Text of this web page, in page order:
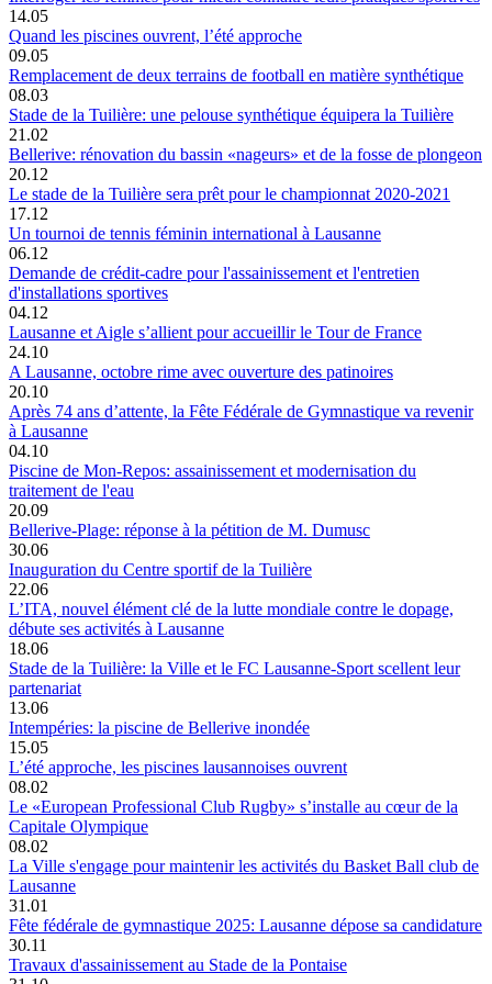
14.05
Quand les piscines ouvrent, l’été approche
09.05
Remplacement de deux terrains de football en matière synthétique
08.03
Stade de la Tuilière: une pelouse synthétique équipera la Tuilière
21.02
Bellerive: rénovation du bassin «nageurs» et de la fosse de plongeon
20.12
Le stade de la Tuilière sera prêt pour le championnat 2020-2021
17.12
Un tournoi de tennis féminin international à Lausanne
06.12
Demande de crédit-cadre pour l'assainissement et l'entretien
d'installations sportives
04.12
Lausanne et Aigle s’allient pour accueillir le Tour de France
24.10
A Lausanne, octobre rime avec ouverture des patinoires
20.10
Après 74 ans d’attente, la Fête Fédérale de Gymnastique va revenir
à Lausanne
04.10
Piscine de Mon-Repos: assainissement et modernisation du
traitement de l'eau
20.09
Bellerive-Plage: réponse à la pétition de M. Dumusc
30.06
Inauguration du Centre sportif de la Tuilière
22.06
L’ITA, nouvel élément clé de la lutte mondiale contre le dopage,
débute ses activités à Lausanne
18.06
Stade de la Tuilière: la Ville et le FC Lausanne-Sport scellent leur
partenariat
13.06
Intempéries: la piscine de Bellerive inondée
15.05
L’été approche, les piscines lausannoises ouvrent
08.02
Le «European Professional Club Rugby» s’installe au cœur de la
Capitale Olympique
08.02
La Ville s'engage pour maintenir les activités du Basket Ball club de
Lausanne
31.01
Fête fédérale de gymnastique 2025: Lausanne dépose sa candidature
30.11
Travaux d'assainissement au Stade de la Pontaise